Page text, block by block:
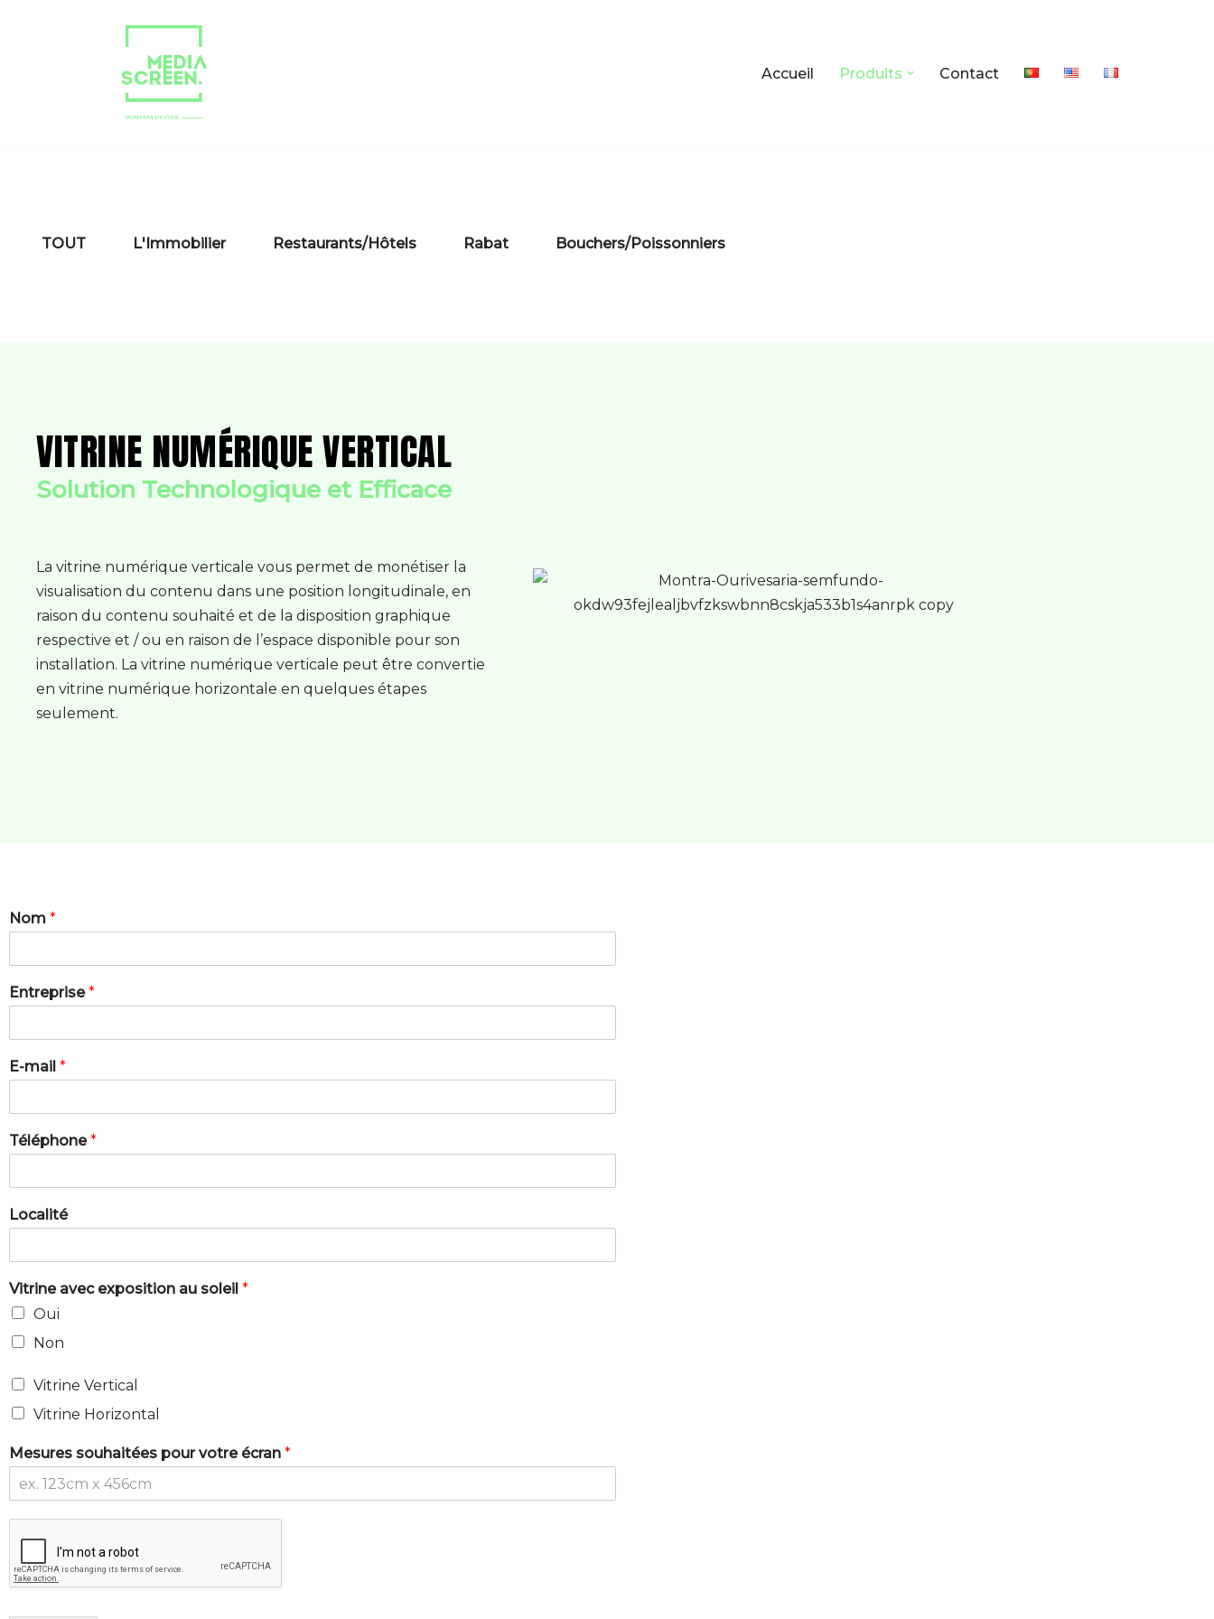
Accueil Produits Contact
TOUT L'Immobilier Restaurants/Hôtels Rabat Bouchers/Poissonniers
VITRINE NUMÉRIQUE VERTICAL
Solution Technologique et Efficace
La vitrine numérique verticale vous permet de monétiser la
visualisation du contenu dans une position longitudinale, en
raison du contenu souhaité et de la disposition graphique
respective et / ou en raison de l’espace disponible pour son
installation. La vitrine numérique verticale peut être convertie
en vitrine numérique horizontale en quelques étapes
seulement.
Nom *
Entreprise*
E-mail *
Téléphone*
Localité
Vitrine avec exposition au soleil *
Oui
Non
Vitrine Vertical
Vitrine Horizontal
Mesures souhaitées pour votre écran *